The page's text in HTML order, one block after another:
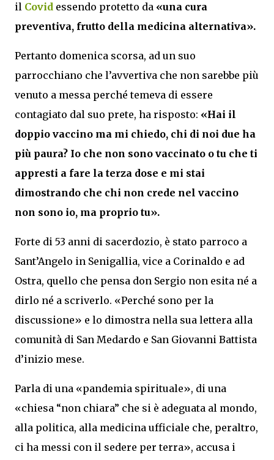
il Covid essendo protetto da «una cura
preventiva, frutto della medicina alternativa».
Pertanto domenica scorsa, ad un suo
parrocchiano che l’avvertiva che non sarebbe più
venuto a messa perché temeva di essere
contagiato dal suo prete, ha risposto: «Hai il
doppio vaccino ma mi chiedo, chi di noi due ha
più paura? Io che non sono vaccinato o tu che ti
appresti a fare la terza dose e mi stai
dimostrando che chi non crede nel vaccino
non sono io, ma proprio tu».
Forte di 53 anni di sacerdozio, è stato parroco a
Sant’Angelo in Senigallia, vice a Corinaldo e ad
Ostra, quello che pensa don Sergio non esita né a
dirlo né a scriverlo. «Perché sono per la
discussione» e lo dimostra nella sua lettera alla
comunità di San Medardo e San Giovanni Battista
d’inizio mese.
Parla di una «pandemia spirituale», di una
«chiesa “non chiara” che si è adeguata al mondo,
alla politica, alla medicina ufficiale che, peraltro,
ci ha messi con il sedere per terra», accusa i